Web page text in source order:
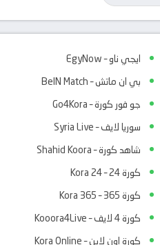
ايجي ناو – EgyNow
بي ان ماتش – BeIN Match
جو فور كورة – Go4Kora
سوريا لايف – Syria Live
شاهد كورة – Shahid Koora
كورة 24 – Kora 24
كورة 365 – Kora 365
كورة 4 لايف – Kooora4Live
كورة اون لاين – Kora Online